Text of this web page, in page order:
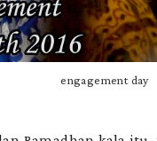
engagement day